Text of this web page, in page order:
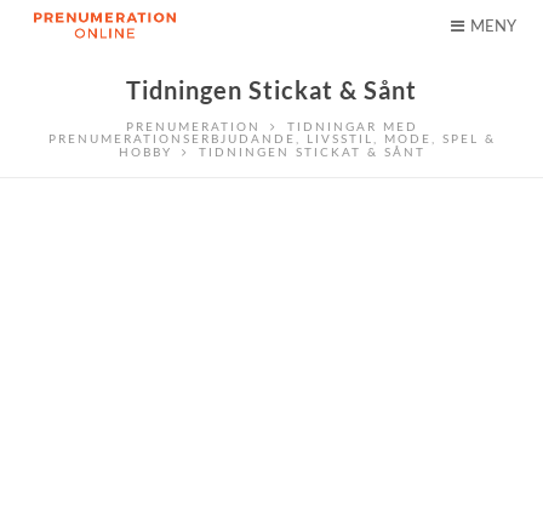
MENY
Tidningen Stickat & Sånt
PRENUMERATION
TIDNINGAR MED
PRENUMERATIONSERBJUDANDE , LIVSSTIL , MODE , SPEL &
HOBBY
TIDNINGEN STICKAT & SÅNT